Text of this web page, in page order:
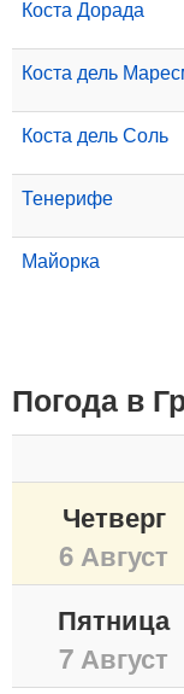
Коста Дорада
Коста дель
Коста дель Соль
Тенерифе
Майорка
Погода в
Четверг
6 Август
Пятница
7 Август